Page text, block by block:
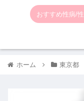
おすすめ性病/
ホーム 東京都